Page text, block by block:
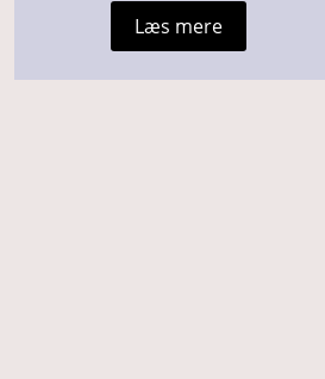
Læs mere